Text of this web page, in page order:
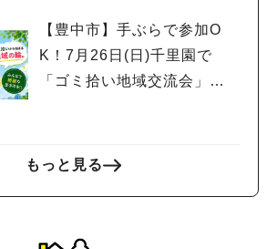
【豊中市】手ぶらで参加O
K！7月26日(日)千里園で
「ゴミ拾い地域交流会」開
もっと見る